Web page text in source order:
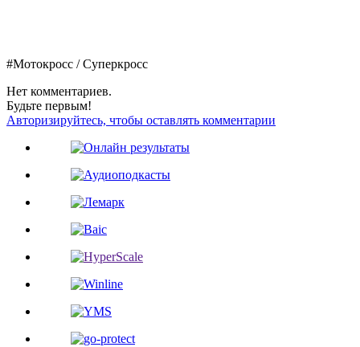
#Мотокросс / Суперкросс
Нет комментариев.
Будьте первым!
Авторизируйтесь, чтобы оставлять комментарии